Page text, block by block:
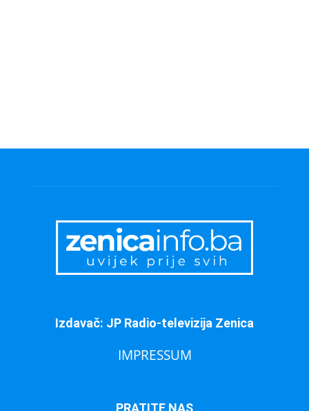
Izdavač: JP Radio-televizija Zenica
IMPRESSUM
PRATITE NAS